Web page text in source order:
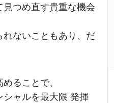
つめ直す貴重な機会
れないこともあり、だ
ることで、
ャルを最大限 発揮